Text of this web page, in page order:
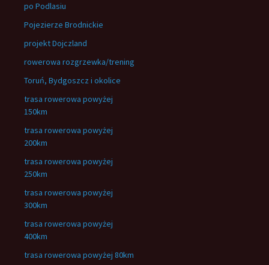
po Podlasiu
Pojezierze Brodnickie
projekt Dojczland
rowerowa rozgrzewka/trening
Toruń, Bydgoszcz i okolice
trasa rowerowa powyżej
150km
trasa rowerowa powyżej
200km
trasa rowerowa powyżej
250km
trasa rowerowa powyżej
300km
trasa rowerowa powyżej
400km
trasa rowerowa powyżej 80km